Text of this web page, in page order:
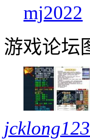
mj2022
游戏论坛